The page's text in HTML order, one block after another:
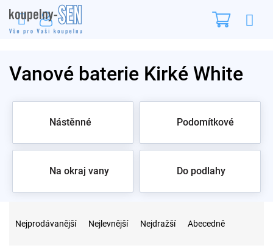
na
obsah
Vanové baterie Kirké White
Nástěnné Podomítkové
Na okraj vany Do podlahy
Nejprodávanější Nejlevnější Nejdražší Abecedně